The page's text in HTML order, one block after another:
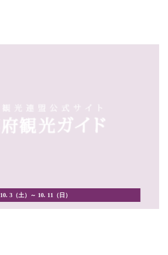
10. 3（土）～ 10. 11（日）